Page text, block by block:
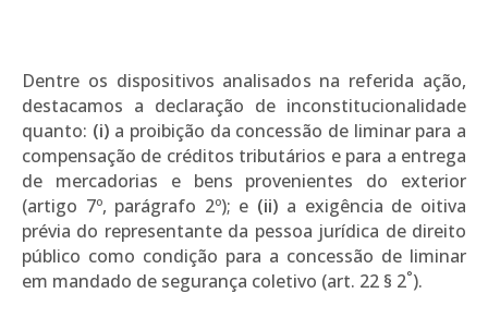
Dentre os dispositivos analisados na referida ação,
destacamos a declaração de inconstitucionalidade
quanto: (i) a proibição da concessão de liminar para a
compensação de créditos tributários e para a entrega
de mercadorias e bens provenientes do exterior
(artigo 7º, parágrafo 2º); e (ii) a exigência de oitiva
prévia do representante da pessoa jurídica de direito
público como condição para a concessão de liminar
em mandado de segurança coletivo (art. 22 § 2°).